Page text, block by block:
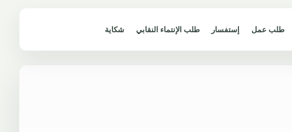
طلب عمل إستفسار طلب الإنتماء النقابي شكاية